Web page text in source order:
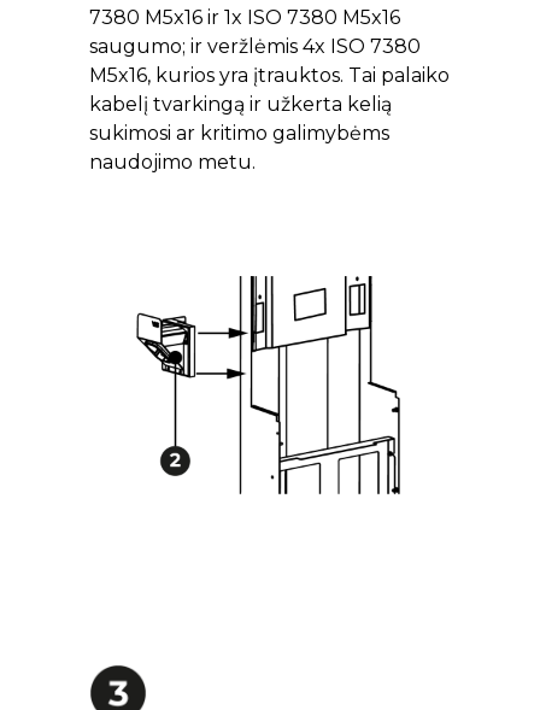
7380 M5x16 ir 1x ISO 7380 M5x16
saugumo; ir veržlėmis 4x ISO 7380
M5x16, kurios yra įtrauktos. Tai palaiko
kabelį tvarkingą ir užkerta kelią
sukimosi ar kritimo galimybėms
naudojimo metu.